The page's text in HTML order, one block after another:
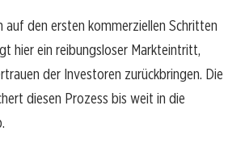
auf den ersten kommerziellen Schritten
hier ein reibungsloser Markteintritt,
der Investoren zurückbringen. Die
diesen Prozess bis weit in die